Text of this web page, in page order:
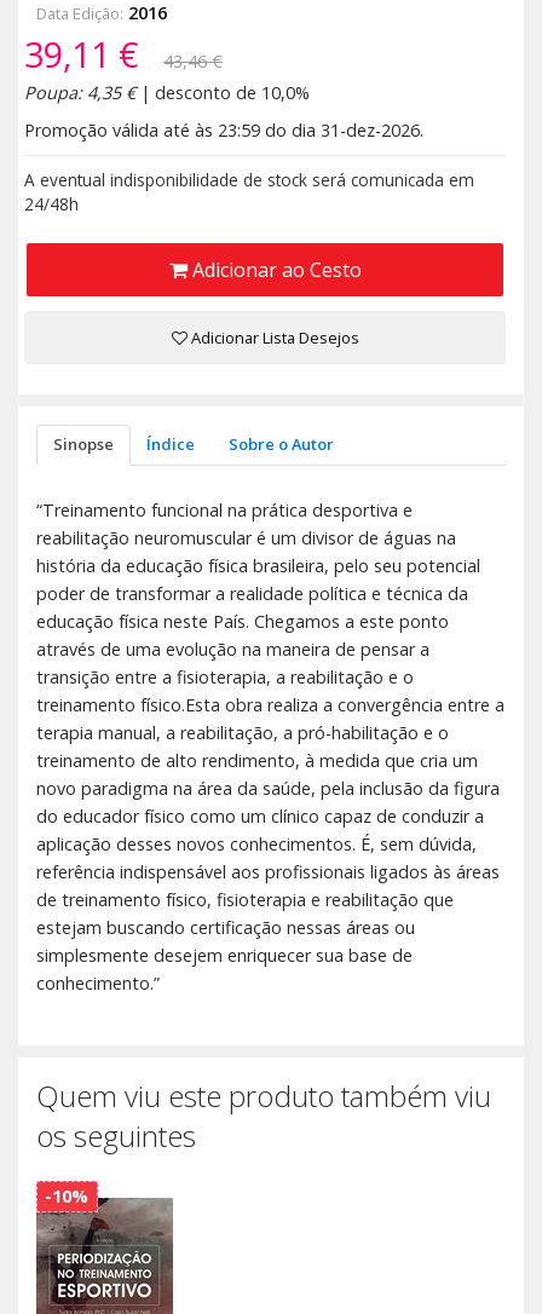
Data Edição: 2016
39,11 €
43,46 €
Poupa: 4,35 €| desconto de 10,0%
Promoção válida até às 23:59 do dia 31-dez-2026.
A eventual indisponibilidade de stock será comunicada em
24/48h
Adicionar ao Cesto
Adicionar Lista Desejos
Sinopse Índice Sobre o Autor
“Treinamento funcional na prática desportiva e
reabilitação neuromuscular é um divisor de águas na
história da educação física brasileira, pelo seu potencial
poder de transformar a realidade política e técnica da
educação física neste País. Chegamos a este ponto
através de uma evolução na maneira de pensar a
transição entre a fisioterapia, a reabilitação e o
treinamento físico.Esta obra realiza a convergência entre a
terapia manual, a reabilitação, a pró-habilitação e o
treinamento de alto rendimento, à medida que cria um
novo paradigma na área da saúde, pela inclusão da figura
do educador físico como um clínico capaz de conduzir a
aplicação desses novos conhecimentos. É, sem dúvida,
referência indispensável aos profissionais ligados às áreas
de treinamento físico, fisioterapia e reabilitação que
estejam buscando certificação nessas áreas ou
simplesmente desejem enriquecer sua base de
conhecimento.”
Quem viu este produto também viu
os seguintes
-10%